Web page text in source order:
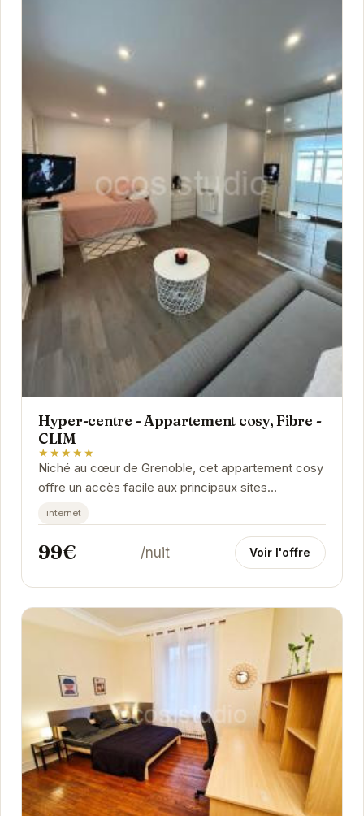
Hyper-centre - Appartement cosy, Fibre -
CLIM
★★★★★
Niché au cœur de Grenoble, cet appartement cosy
offre un accès facile aux principaux sites
touristiques, restaurants et boutiques de la ville.
Son...
internet
99€ /nuit Voir l'offre